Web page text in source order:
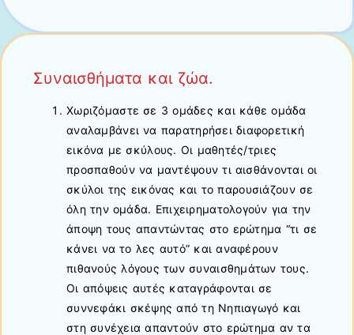
Συναισθήματα και ζώα.
Χωριζόμαστε σε 3 ομάδες και κάθε ομάδα
αναλαμβάνει να παρατηρήσει διαφορετική
εικόνα με σκύλους. Οι μαθητές/τριες
προσπαθούν να μαντέψουν τι αισθάνονται οι
σκύλοι της εικόνας και το παρουσιάζουν σε
όλη την ομάδα. Επιχειρηματολογούν για την
άποψη τους απαντώντας στο ερώτημα “τι σε
κάνει να το λες αυτό” και αναφέρουν
πιθανούς λόγους των συναισθημάτων τους.
Οι απόψεις αυτές καταγράφονται σε
συννεφάκι σκέψης από τη Νηπιαγωγό και
στη συνέχεια απαντούν στο ερώτημα αν τα